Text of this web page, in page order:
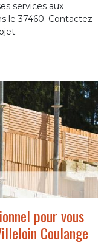
services aux
le 37460. Contactez-
pour vous
Coulange